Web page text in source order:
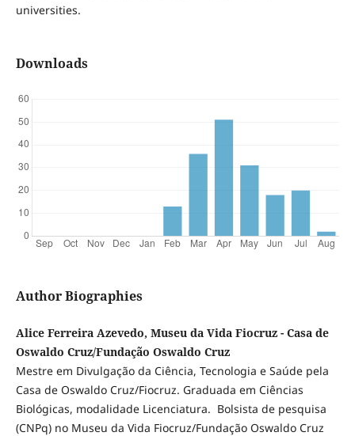
universities.
Downloads
Author Biographies
Alice Ferreira Azevedo, Museu da Vida Fiocruz - Casa de
Oswaldo Cruz/Fundação Oswaldo Cruz
Mestre em Divulgação da Ciência, Tecnologia e Saúde pela
Casa de Oswaldo Cruz/Fiocruz. Graduada em Ciências
Biológicas, modalidade Licenciatura. Bolsista de pesquisa
(CNPq) no Museu da Vida Fiocruz/Fundação Oswaldo Cruz